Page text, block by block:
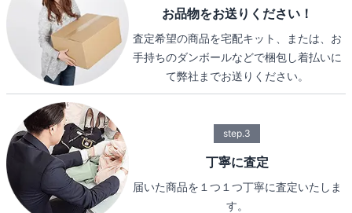
お品物をお送りください！
査定希望の商品を宅配キット、または、お
手持ちのダンボールなどで梱包し着払いに
て弊社までお送りください。
step.3
丁寧に査定
届いた商品を１つ１つ丁寧に査定いたしま
す。